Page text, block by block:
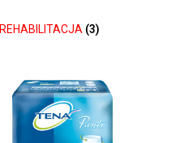
REHABILITACJA (3)